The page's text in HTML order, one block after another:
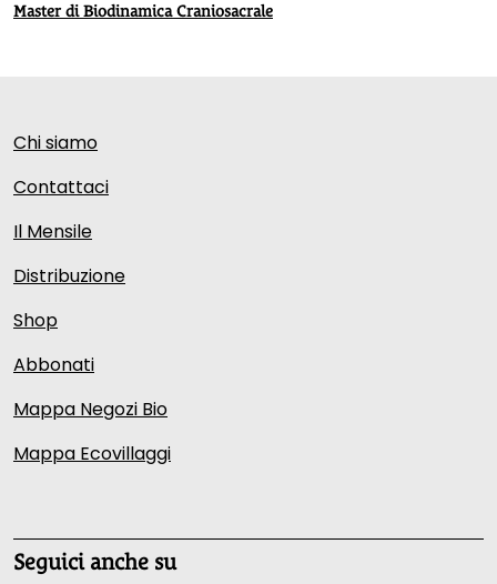
Master di Biodinamica Craniosacrale
Chi siamo
Contattaci
Il Mensile
Distribuzione
Shop
Abbonati
Mappa Negozi Bio
Mappa Ecovillaggi
Seguici anche su